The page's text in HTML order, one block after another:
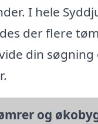
I hele
der flere
din
og